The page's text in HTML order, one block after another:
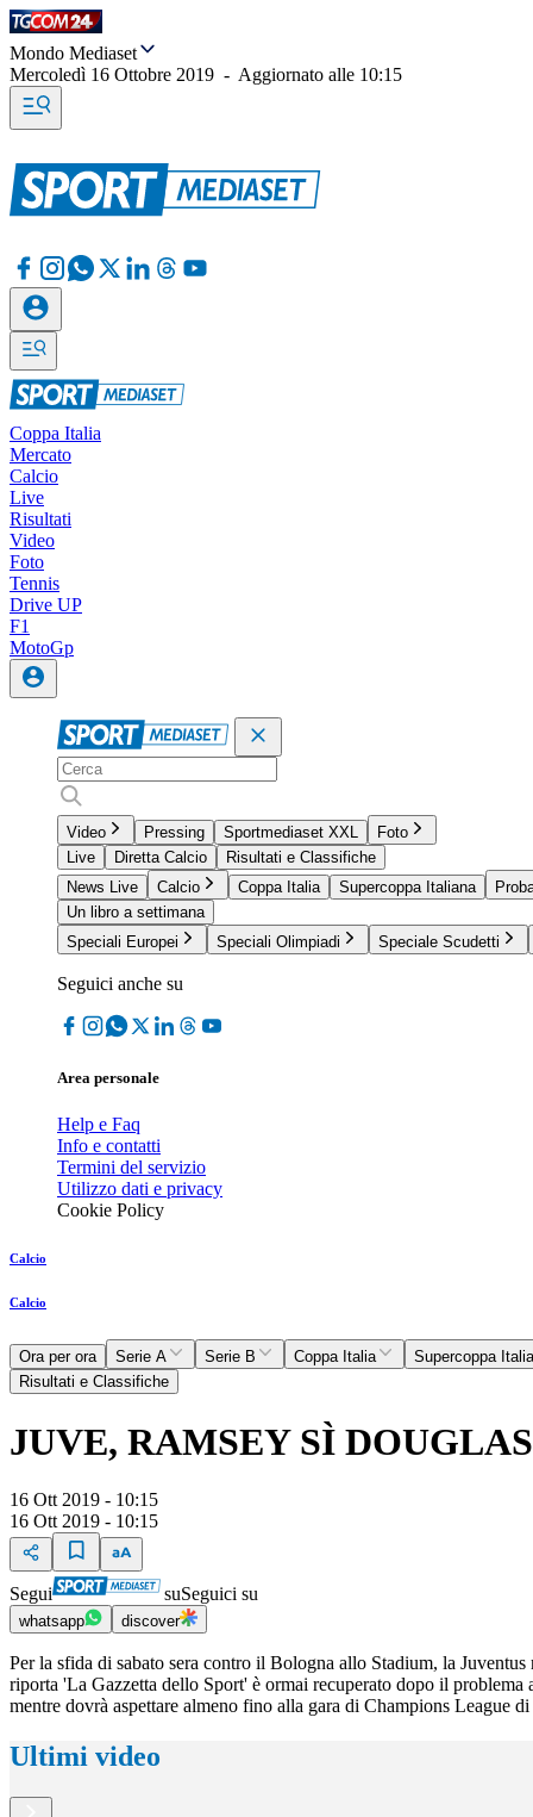
Mondo Mediaset
Mercoledì 16 Ottobre 2019 - Aggiornato alle 10:15
Coppa Italia
Mercato
Calcio
Live
Risultati
Video
Foto
Tennis
Drive UP
F1
MotoGp
Video Pressing Sportmediaset XXL
Foto
Live
Diretta Calcio
Risultati e Classifiche
News Live
Calcio Coppa Italia Supercoppa Italiana
Un libro a settimana
Speciali Europei
Speciali Olimpiadi Speciale Scudetti
Seguici anche su
Area personale
Help e Faq
Info e contatti
Termini del servizio
Utilizzo dati e privacy
Cookie Policy
Calcio
Calcio
Ora per ora Serie A Serie B Coppa Italia
Supercoppa
Risultati e Classifiche
JUVE, RAMSEY SÌ
16 Ott 2019 - 10:15
16 Ott 2019 - 10:15
Segui suSeguici su
whatsapp discover
Per la sfida di sabato sera contro il Bologna allo Stadium, la
riporta 'La Gazzetta dello Sport' è ormai recuperato dopo il
mentre dovrà aspettare almeno fino alla gara di Champions League
Ultimi video